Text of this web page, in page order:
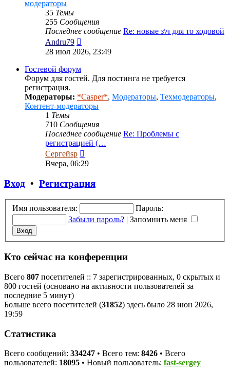
модераторы
35 Темы
255 Сообщения
Последнее сообщение Re: новые з\ч для то ходовой
Andru79
к
28 июл 2026, 23:49
Гостевой форум
Форум для гостей. Для постинга не требуется
регистрация.
Модераторы: *Casper*, Модераторы, Техмодераторы,
Контент-модераторы
1 Темы
710 Сообщения
Последнее сообщение Re: Проблемы с
регистрацией (…
Сергейsp
к
Вчера, 06:29
Вход • Регистрация
Имя пользователя:
Пароль:
Забыли пароль? | Запомнить меня
Кто сейчас на конференции
Всего 807 посетителей :: 7 зарегистрированных, 0 скрытых и
800 гостей (основано на активности пользователей за
последние 5 минут)
Больше всего посетителей (31852) здесь было 28 июн 2026,
19:59
Статистика
Всего сообщений: 334247 • Всего тем: 8426 • Всего
пользователей: 18095 • Новый пользователь: fast-sergey